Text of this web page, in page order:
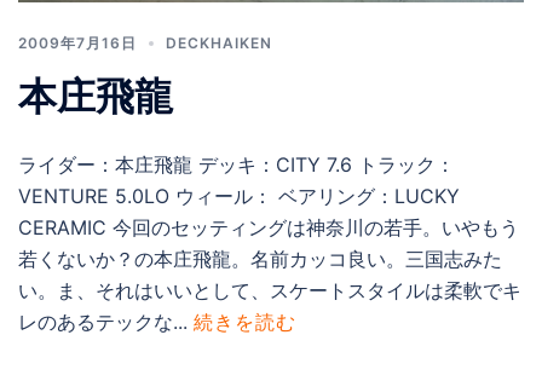
2009年7月16日 DECKHAIKEN
本庄飛龍
ライダー：本庄飛龍 デッキ：CITY 7.6 トラック：
VENTURE 5.0LO ウィール： ベアリング：LUCKY
CERAMIC 今回のセッティングは神奈川の若手。いやもう
若くないか？の本庄飛龍。名前カッコ良い。三国志みた
い。ま、それはいいとして、スケートスタイルは柔軟でキ
レのあるテックな... 続きを読む